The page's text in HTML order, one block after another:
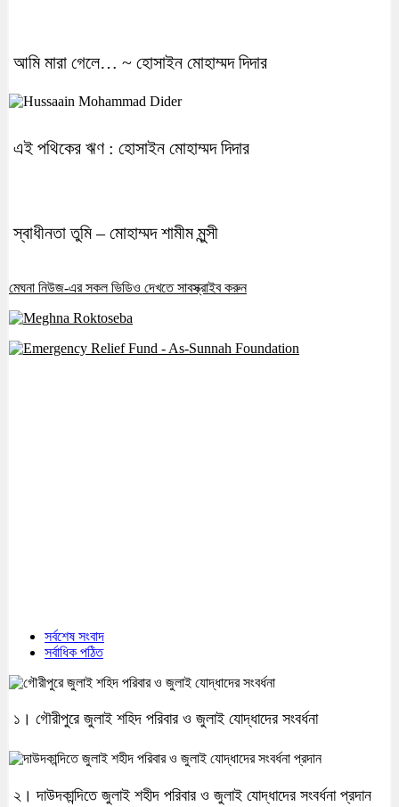
আমি মারা গেলে… ~ হোসাইন মোহাম্মদ দিদার
এই পথিকের ঋণ : হোসাইন মোহাম্মদ দিদার
স্বাধীনতা তুমি – মোহাম্মদ শামীম মুন্সী
মেঘনা নিউজ-এর সকল ভিডিও দেখতে সাবস্ক্রাইব করুন
সর্বশেষ সংবাদ
সর্বাধিক পঠিত
১। গৌরীপুরে জুলাই শহিদ পরিবার ও জুলাই যোদ্ধাদের সংবর্ধনা
২। দাউদকান্দিতে জুলাই শহীদ পরিবার ও জুলাই যোদ্ধাদের সংবর্ধনা প্রদান